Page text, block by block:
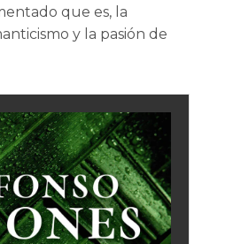
que es, la
y la pasión de